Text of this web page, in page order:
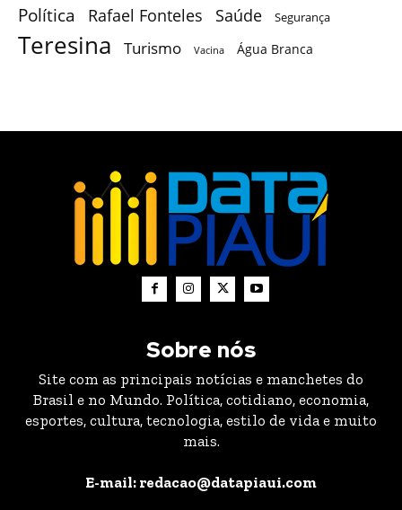
Política Rafael Fonteles Saúde Segurança
Teresina Turismo Vacina Água Branca
Sobre nós
Site com as principais notícias e manchetes do
Brasil e no Mundo. Política, cotidiano, economia,
esportes, cultura, tecnologia, estilo de vida e muito
mais.
E-mail: redacao@datapiaui.com